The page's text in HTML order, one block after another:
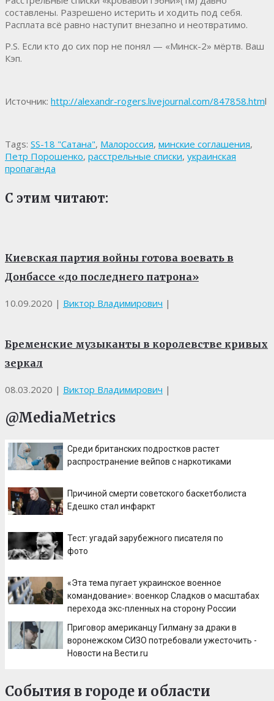
составлены. Разрешено истерить и ходить под себя.
Расплата всё равно наступит внезапно и неотвратимо.
P.S. Если кто до сих пор не понял — «Минск-2» мёртв. Ваш
Кэп.
Источник: http://alexandr-rogers.livejournal.com/847858.html
Tags: SS-18 "Сатана", Малороссия, минские соглашения,
Петр Порошенко, расстрельные списки, украинская
пропаганда
С этим читают:
Киевская партия войны готова воевать в
Донбассе «до последнего патрона»
10.09.2020 | Виктор Владимирович |
Бременские музыканты в королевстве кривых
зеркал
08.03.2020 | Виктор Владимирович |
@MediaMetrics
Среди британских подростков растет
распространение вейпов с наркотиками
Причиной смерти советского баскетболиста
Едешко стал инфаркт
Тест: угадай зарубежного писателя по
фото
«Эта тема пугает украинское военное
командование»: военкор Сладков о масштабах
перехода экс-пленных на сторону России
Приговор американцу Гилману за драки в
воронежском СИЗО потребовали ужесточить -
Новости на Вести.ru
События в городе и области